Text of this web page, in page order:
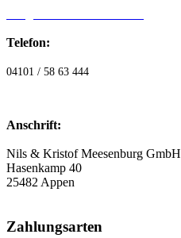
Telefon:
04101 / 58 63 444
Anschrift:
Nils & Kristof Meesenburg GmbH
Hasenkamp 40
25482 Appen
Zahlungsarten